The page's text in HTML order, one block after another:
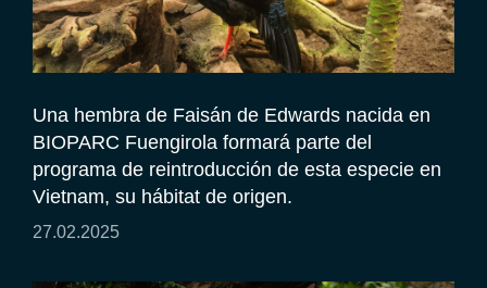
Una hembra de Faisán de Edwards nacida en
BIOPARC Fuengirola formará parte del
programa de reintroducción de esta especie en
Vietnam, su hábitat de origen.
27.02.2025